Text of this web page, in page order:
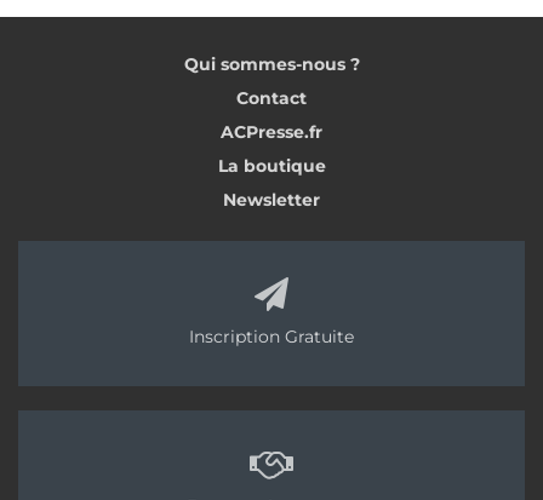
Qui sommes-nous ?
Contact
ACPresse.fr
La boutique
Newsletter
Inscription Gratuite